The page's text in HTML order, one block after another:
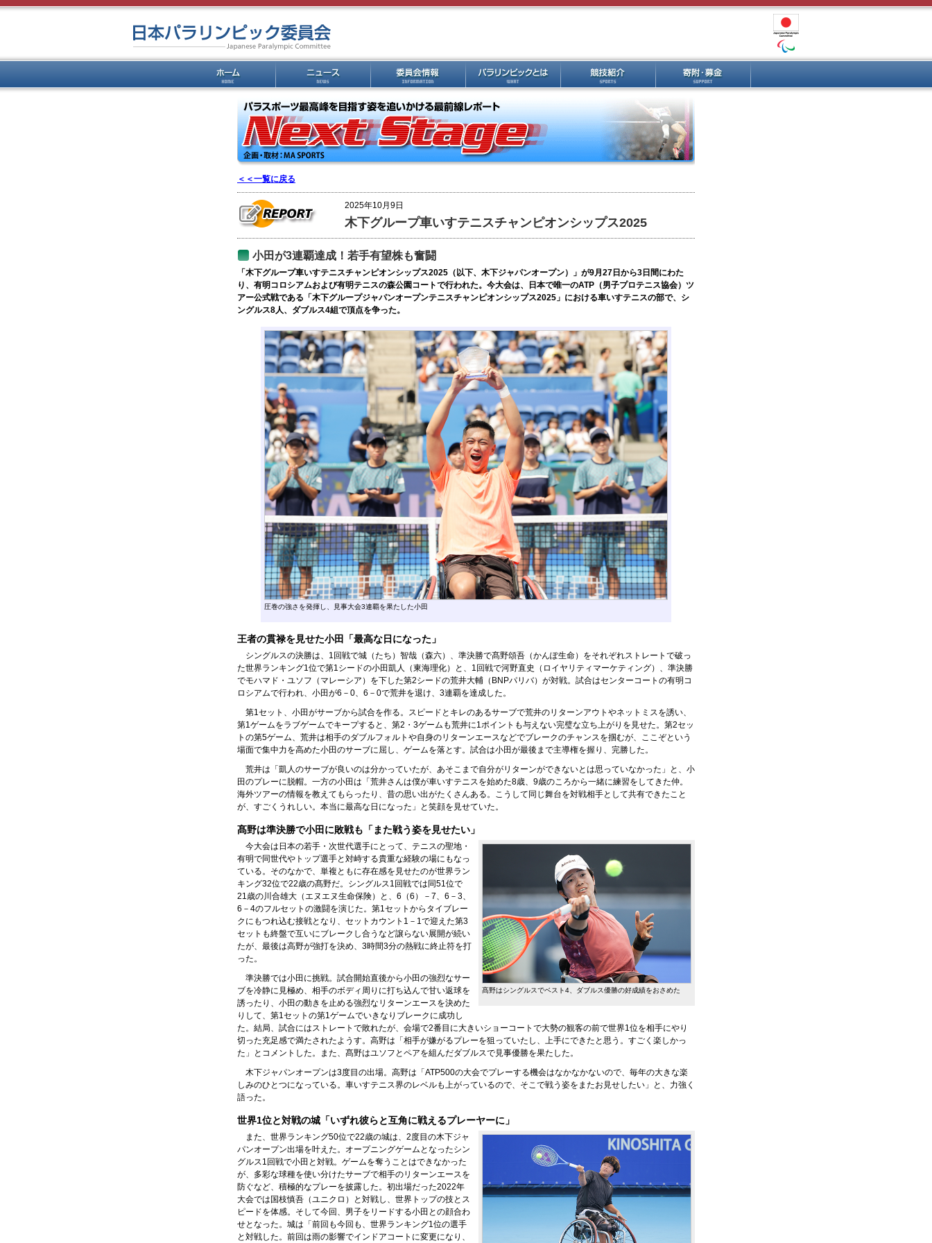
＜＜一覧に戻る
2025年10月9日
木下グループ車いすテニスチャンピオンシップス2025
小田が3連覇達成！若手有望株も奮闘
「木下グループ車いすテニスチャンピオンシップス2025（以下、木下ジャパンオープン）」が9月27日から3日間にわた
り、有明コロシアムおよび有明テニスの森公園コートで行われた。今大会は、日本で唯一のATP（男子プロテニス協会）ツ
アー公式戦である「木下グループジャパンオープンテニスチャンピオンシップス2025」における車いすテニスの部で、シ
ングルス8人、ダブルス4組で頂点を争った。
圧巻の強さを発揮し、見事大会3連覇を果たした小田
王者の貫禄を見せた小田「最高な日になった」
シングルスの決勝は、1回戦で城（たち）智哉（森六）、準決勝で髙野頌吾（かんぽ生命）をそれぞれストレートで破っ
た世界ランキング1位で第1シードの小田凱人（東海理化）と、1回戦で河野直史（ロイヤリティマーケティング）、準決勝
でモハマド・ユソフ（マレーシア）を下した第2シードの荒井大輔（BNPパリバ）が対戦。試合はセンターコートの有明コ
ロシアムで行われ、小田が6－0、6－0で荒井を退け、3連覇を達成した。
第1セット、小田がサーブから試合を作る。スピードとキレのあるサーブで荒井のリターンアウトやネットミスを誘い、
第1ゲームをラブゲームでキープすると、第2・3ゲームも荒井に1ポイントも与えない完璧な立ち上がりを見せた。第2セッ
トの第5ゲーム、荒井は相手のダブルフォルトや自身のリターンエースなどでブレークのチャンスを掴むが、ここぞという
場面で集中力を高めた小田のサーブに屈し、ゲームを落とす。試合は小田が最後まで主導権を握り、完勝した。
荒井は「凱人のサーブが良いのは分かっていたが、あそこまで自分がリターンができないとは思っていなかった」と、小
田のプレーに脱帽。一方の小田は「荒井さんは僕が車いすテニスを始めた8歳、9歳のころから一緒に練習をしてきた仲。
海外ツアーの情報を教えてもらったり、昔の思い出がたくさんある。こうして同じ舞台を対戦相手として共有できたこと
が、すごくうれしい。本当に最高な日になった」と笑顔を見せていた。
髙野は準決勝で小田に敗戦も「また戦う姿を見せたい」
髙野はシングルスでベスト4、ダブルス優勝の好成績をおさめた
今大会は日本の若手・次世代選手にとって、テニスの聖地・
有明で同世代やトップ選手と対峙する貴重な経験の場にもなっ
ている。そのなかで、単複ともに存在感を見せたのが世界ラン
キング32位で22歳の髙野だ。シングルス1回戦では同51位で
21歳の川合雄大（エヌエヌ生命保険）と、6（6）－7、6－3、
6－4のフルセットの激闘を演じた。第1セットからタイブレー
クにもつれ込む接戦となり、セットカウント1－1で迎えた第3
セットも終盤で互いにブレークし合うなど譲らない展開が続い
たが、最後は高野が強打を決め、3時間3分の熱戦に終止符を打
った。
準決勝では小田に挑戦。試合開始直後から小田の強烈なサー
ブを冷静に見極め、相手のボディ周りに打ち込んで甘い返球を
誘ったり、小田の動きを止める強烈なリターンエースを決めた
りして、第1セットの第1ゲームでいきなりブレークに成功し
た。結局、試合にはストレートで敗れたが、会場で2番目に大きいショーコートで大勢の観客の前で世界1位を相手にやり
切った充足感で満たされたようす。高野は「相手が嫌がるプレーを狙っていたし、上手にできたと思う。すごく楽しかっ
た」とコメントした。また、髙野はユソフとペアを組んだダブルスで見事優勝を果たした。
木下ジャパンオープンは3度目の出場。高野は「ATP500の大会でプレーする機会はなかなかないので、毎年の大きな楽
しみのひとつになっている。車いすテニス界のレベルも上がっているので、そこで戦う姿をまたお見せしたい」と、力強く
語った。
世界1位と対戦の城「いずれ彼らと互角に戦えるプレーヤーに」
また、世界ランキング50位で22歳の城は、2度目の木下ジャ
パンオープン出場を叶えた。オープニングゲームとなったシン
グルス1回戦で小田と対戦。ゲームを奪うことはできなかった
が、多彩な球種を使い分けたサーブで相手のリターンエースを
防ぐなど、積極的なプレーを披露した。初出場だった2022年
大会では国枝慎吾（ユニクロ）と対戦し、世界トップの技とス
ピードを体感。そして今回、男子をリードする小田との顔合わ
せとなった。城は「前回も今回も、世界ランキング1位の選手
と対戦した。前回は雨の影響でインドアコートに変更になり、